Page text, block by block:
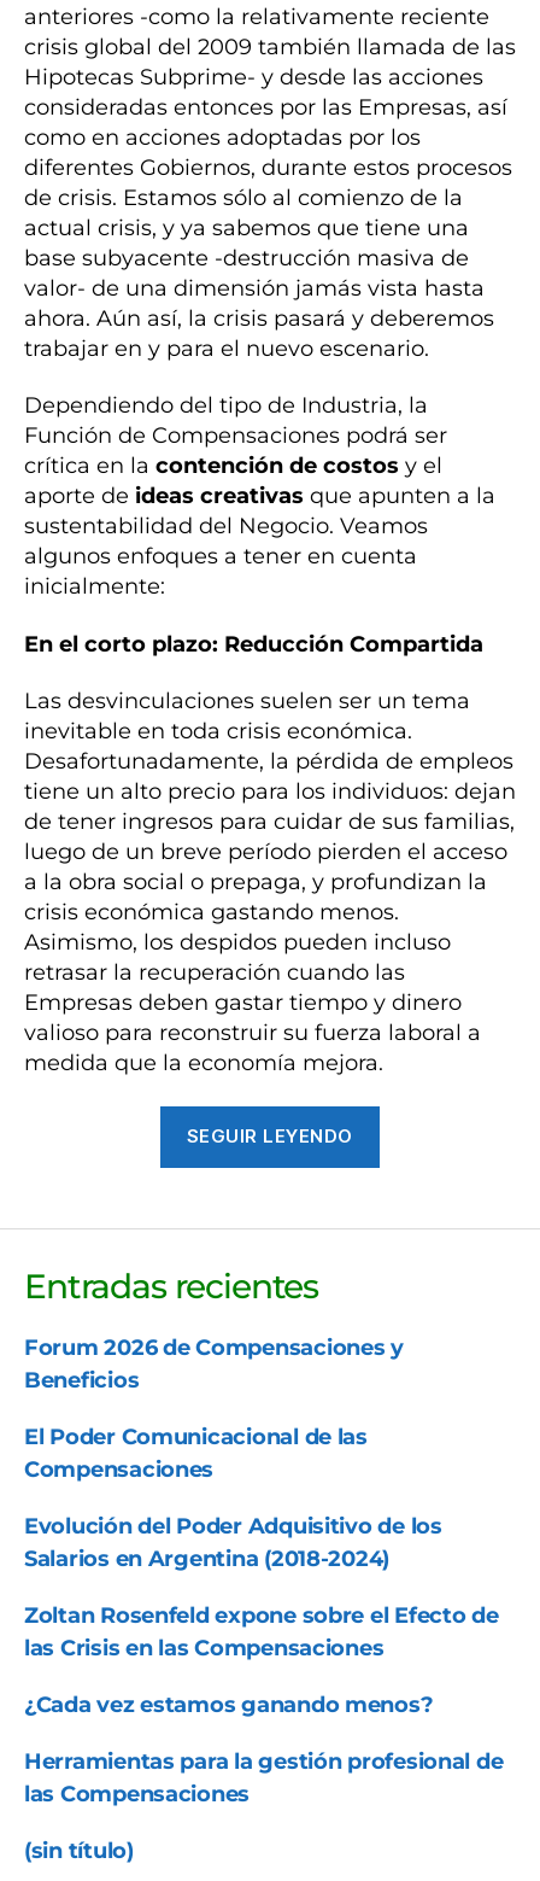
anteriores -como la relativamente reciente
crisis global del 2009 también llamada de las
Hipotecas Subprime- y desde las acciones
consideradas entonces por las Empresas, así
como en acciones adoptadas por los
diferentes Gobiernos, durante estos procesos
de crisis. Estamos sólo al comienzo de la
actual crisis, y ya sabemos que tiene una
base subyacente -destrucción masiva de
valor- de una dimensión jamás vista hasta
ahora. Aún así, la crisis pasará y deberemos
trabajar en y para el nuevo escenario.
Dependiendo del tipo de Industria, la
Función de Compensaciones podrá ser
crítica en la contención de costos y el
aporte de ideas creativas que apunten a la
sustentabilidad del Negocio. Veamos
algunos enfoques a tener en cuenta
inicialmente:
En el corto plazo: Reducción Compartida
Las desvinculaciones suelen ser un tema
inevitable en toda crisis económica.
Desafortunadamente, la pérdida de empleos
tiene un alto precio para los individuos: dejan
de tener ingresos para cuidar de sus familias,
luego de un breve período pierden el acceso
a la obra social o prepaga, y profundizan la
crisis económica gastando menos.
Asimismo, los despidos pueden incluso
retrasar la recuperación cuando las
Empresas deben gastar tiempo y dinero
valioso para reconstruir su fuerza laboral a
medida que la economía mejora.
SEGUIR LEYENDO
Entradas recientes
Forum 2026 de Compensaciones y
Beneficios
El Poder Comunicacional de las
Compensaciones
Evolución del Poder Adquisitivo de los
Salarios en Argentina (2018-2024)
Zoltan Rosenfeld expone sobre el Efecto de
las Crisis en las Compensaciones
¿Cada vez estamos ganando menos?
Herramientas para la gestión profesional de
las Compensaciones
(sin título)